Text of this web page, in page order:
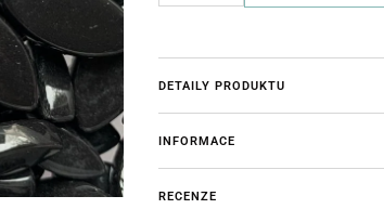
DETAILY PRODUKTU
INFORMACE
RECENZE